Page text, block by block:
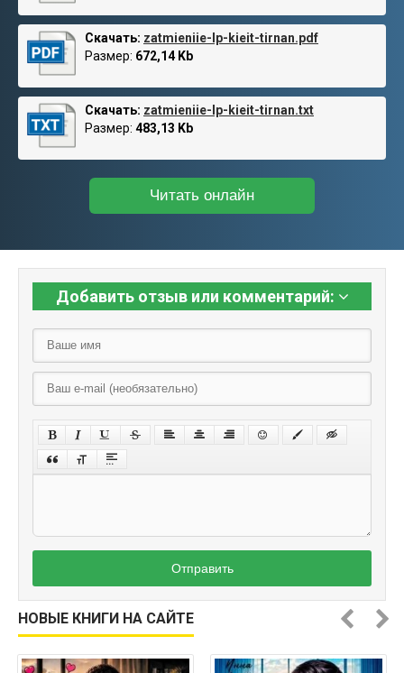
Скачать: zatmieniie-lp-kieit-tirnan.pdf
Размер: 672,14 Kb
Скачать: zatmieniie-lp-kieit-tirnan.txt
Размер: 483,13 Kb
Читать онлайн
Добавить отзыв или комментарий:
Отправить
НОВЫЕ КНИГИ НА САЙТЕ